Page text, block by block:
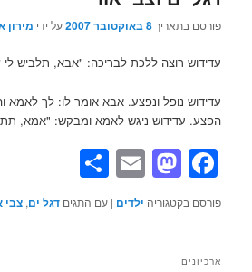
פורסם בתאריך8 באוקטובר 2007 על ידי מירון
עדידוש רוצה ללכת לבריכה: "אבא, תלביש לי
עדידוש נופל ונפצע. אבא אומר לו: לך לאמא
הפצע. עדידוש ניגש לאמא ומבקש: "אמא,
Facebook
Mastodon
Email
פורסם בקטגוריה ילדים |עם התגים דגל ים,צבי
ארכיונים